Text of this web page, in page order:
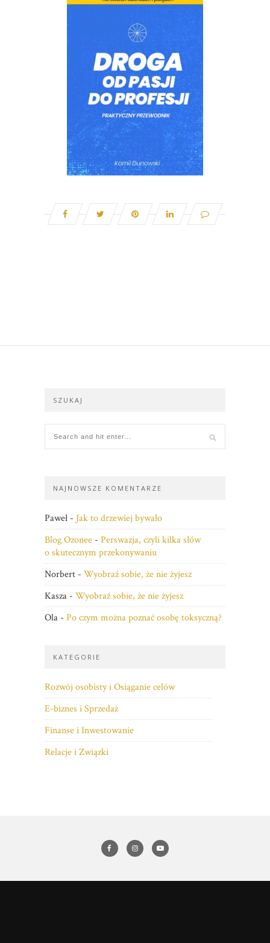
SZUKAJ
NAJNOWSZE KOMENTARZE
Paweł - Jak to drzewiej bywało
Blog Ozonee - Perswazja, czyli kilka słów
o skutecznym przekonywaniu
Norbert - Wyobraź sobie, że nie żyjesz
Kasza - Wyobraź sobie, że nie żyjesz
Ola - Po czym można poznać osobę toksyczną?
KATEGORIE
Rozwój osobisty i Osiąganie celów
E-biznes i Sprzedaż
Finanse i Inwestowanie
Relacje i Związki